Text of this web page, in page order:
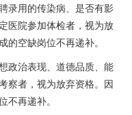
录用的传染病、是否有影
医院参加体检者，视为放
空缺岗位不再递补。
政治表现、道德品质、能
察者，视为放弃资格。因
不再递补。